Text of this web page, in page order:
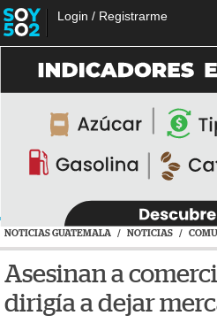
Login / Registrarme
NOTICIAS GUATEMALA / NOTICIAS /
Asesinan a
dirigía a dejar